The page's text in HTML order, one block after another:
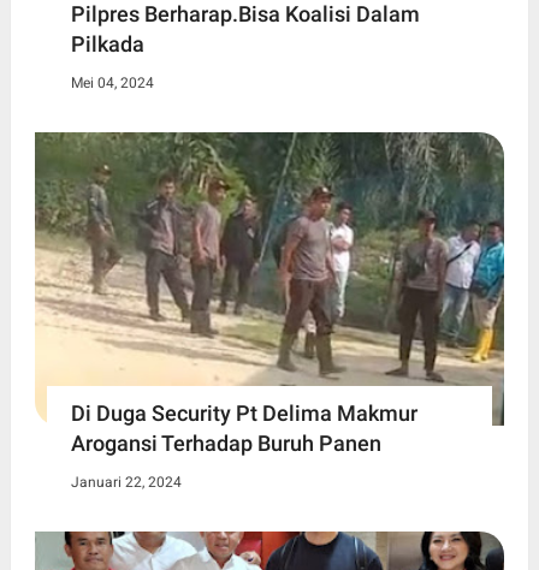
Pilpres Berharap.Bisa Koalisi Dalam
Pilkada
Mei 04, 2024
Di Duga Security Pt Delima Makmur
Arogansi Terhadap Buruh Panen
Januari 22, 2024